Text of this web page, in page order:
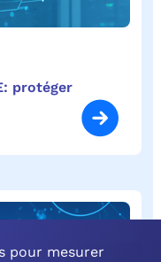
protéger
pour mesurer